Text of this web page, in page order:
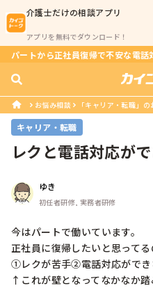
介護士だけの相談アプリ
アプリを無料でダウンロード！
パートから正社員復帰で不安な電話
お悩み相談 「キャリア・転職」
キャリア・転職
レクと電話対応が
ゆき
初任者研修, 実務者研修
今はパートで働いています。
正社員に復帰したいと思ってる
①レクが苦手②電話対応ができ
↑これが壁となってなかなか踏